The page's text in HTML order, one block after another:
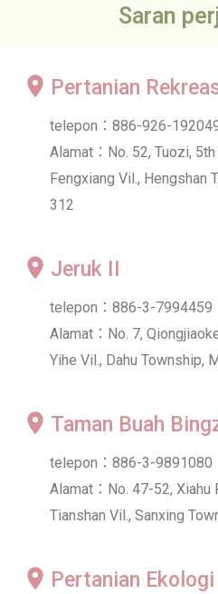
Saran
Pertanian
telepon：886-926-
Alamat：No. 52, Tuozi,
Fengxiang Vil., Hengshan
312
Jeruk II
telepon：886-3-7994459
Alamat：No. 7,
Yihe Vil., Dahu Township,
Taman Buah
telepon：886-3-9891080
Alamat：No. 47-52, Xiahu
Tianshan Vil., Sanxing
Pertanian